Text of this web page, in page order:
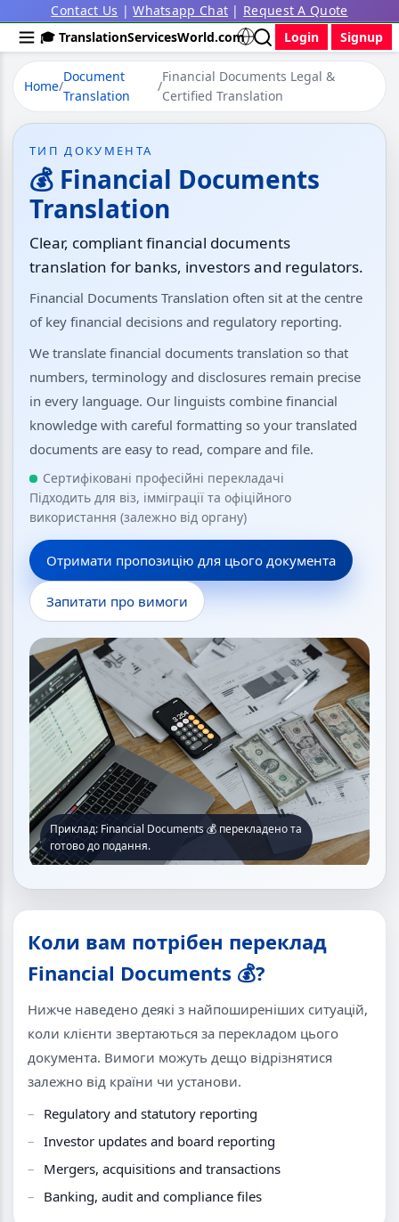
Contact Us |Whatsapp Chat | Request A Quote
🎓 TranslationServicesWorld.com
Login Signup
Home/
Document
Translation
/
Financial Documents Legal &
Certified Translation
ТИП ДОКУМЕНТА
💰 Financial Documents
Translation
Clear, compliant financial documents
translation for banks, investors and regulators.
Financial Documents Translation often sit at the centre
of key financial decisions and regulatory reporting.
We translate financial documents translation so that
numbers, terminology and disclosures remain precise
in every language. Our linguists combine financial
knowledge with careful formatting so your translated
documents are easy to read, compare and file.
Сертифіковані професійні перекладачі
Підходить для віз, імміграції та офіційного
використання (залежно від органу)
Отримати пропозицію для цього документа
Запитати про вимоги
Приклад: Financial Documents 💰 перекладено та
готово до подання.
Коли вам потрібен переклад
Financial Documents 💰?
Нижче наведено деякі з найпоширеніших ситуацій,
коли клієнти звертаються за перекладом цього
документа. Вимоги можуть дещо відрізнятися
залежно від країни чи установи.
Regulatory and statutory reporting
Investor updates and board reporting
Mergers, acquisitions and transactions
Banking, audit and compliance files